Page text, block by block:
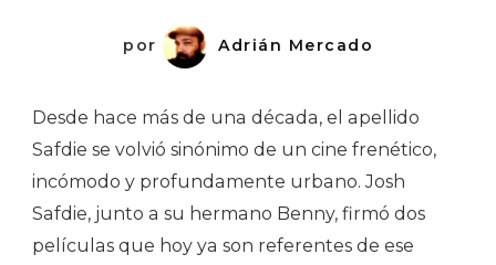
por Adrián Mercado
Desde hace más de una década, el apellido
Safdie se volvió sinónimo de un cine frenético,
incómodo y profundamente urbano. Josh
Safdie, junto a su hermano Benny, firmó dos
películas que hoy ya son referentes de ese